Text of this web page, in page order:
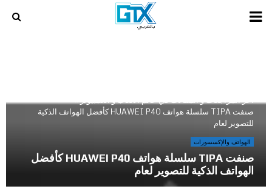
PRIMARY
صنفت TIPA سلسلة هواتف HUAWEI P40 كأفضل الهواتف الذكية
للتصوير لعام
الهواتف والإكسسورات
صنفت TIPA سلسلة هواتف HUAWEI P40 كأفضل
الهواتف الذكية للتصوير لعام